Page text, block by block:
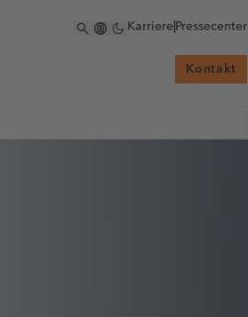
Kontakt
Karriere Pressecenter